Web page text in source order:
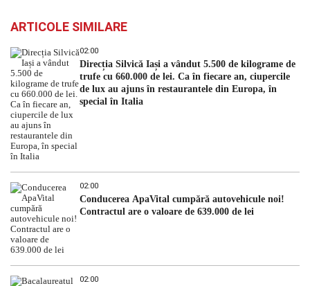
ARTICOLE SIMILARE
02:00
Direcția Silvică Iași a vândut 5.500 de kilograme de
trufe cu 660.000 de lei. Ca în fiecare an, ciupercile
de lux au ajuns în restaurantele din Europa, în
special în Italia
02:00
Conducerea ApaVital cumpără autovehicule noi!
Contractul are o valoare de 639.000 de lei
02:00